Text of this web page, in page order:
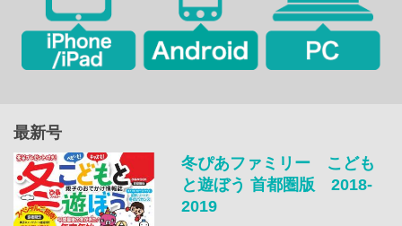
最新号
冬ぴあファミリー こども
と遊ぼう 首都圏版 2018-
2019